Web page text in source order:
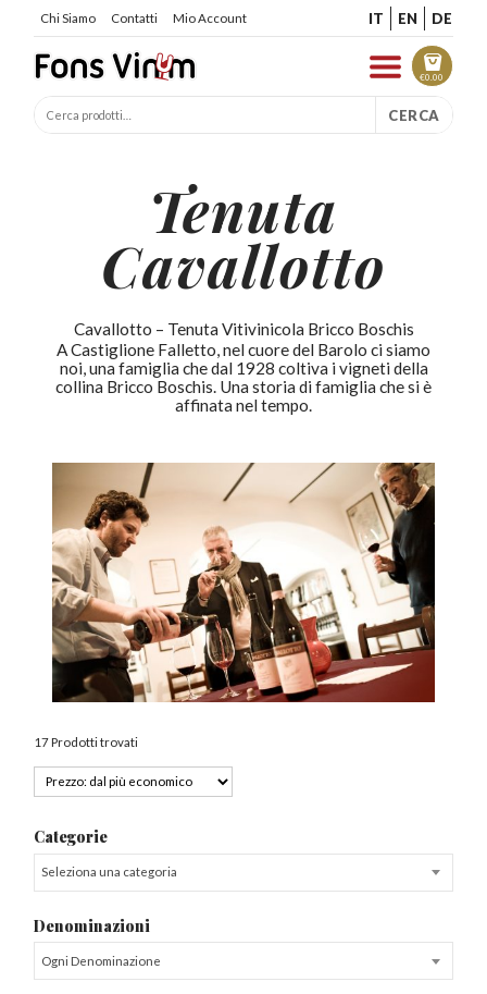
Chi Siamo Contatti Mio Account IT EN DE
€0.00
CERCA
Tenuta
Cavallotto
Cavallotto – Tenuta Vitivinicola Bricco Boschis
A Castiglione Falletto, nel cuore del Barolo ci siamo
noi, una famiglia che dal 1928 coltiva i vigneti della
collina Bricco Boschis. Una storia di famiglia che si è
affinata nel tempo.
17 Prodotti trovati
Categorie
Seleziona una categoria
Denominazioni
Ogni Denominazione